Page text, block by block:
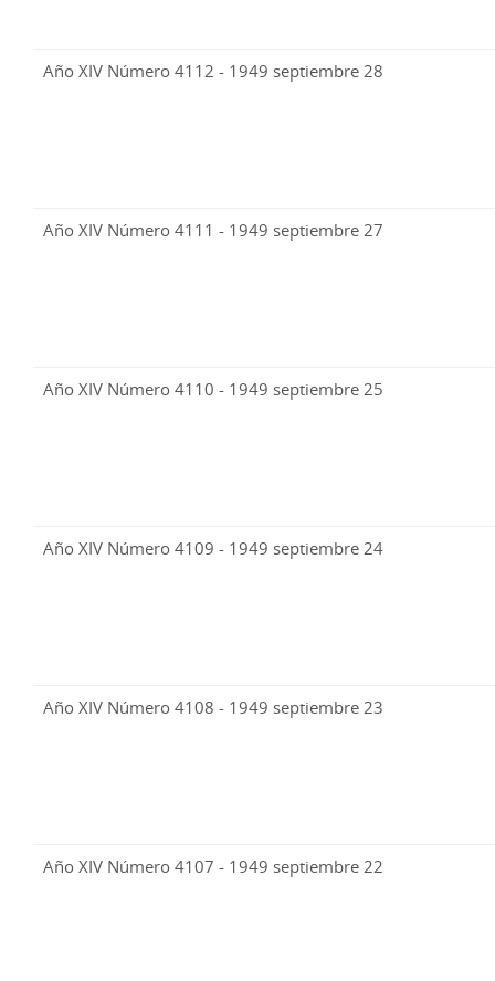
Año XIV Número 4112 - 1949 septiembre 28
Año XIV Número 4111 - 1949 septiembre 27
Año XIV Número 4110 - 1949 septiembre 25
Año XIV Número 4109 - 1949 septiembre 24
Año XIV Número 4108 - 1949 septiembre 23
Año XIV Número 4107 - 1949 septiembre 22